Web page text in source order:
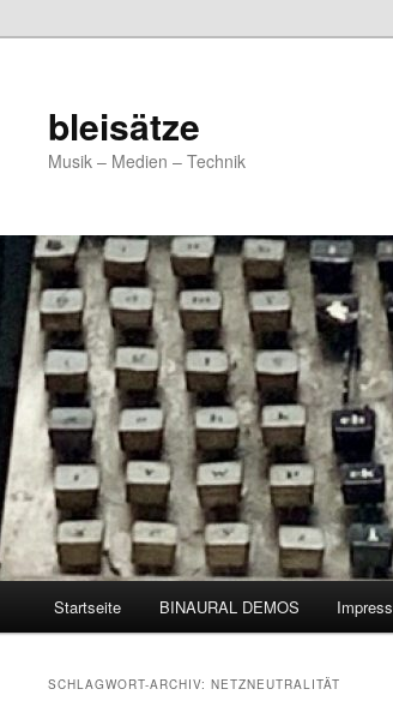
bleisätze
Musik – Medien – Technik
Startseite BINAURAL DEMOS
SCHLAGWORT-ARCHIV: NETZNEUTRALITÄT